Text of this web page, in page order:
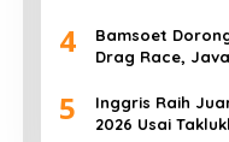
4
Bamsoet
Drag Race,
Muda
5
Inggris Raih
2026 Usai